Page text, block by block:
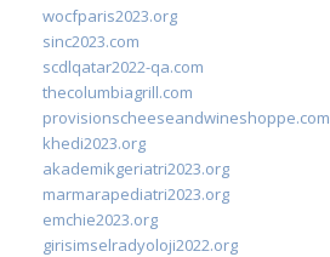
wocfparis2023.org
sinc2023.com
scdlqatar2022-qa.com
thecolumbiagrill.com
provisionscheeseandwineshoppe.com
khedi2023.org
akademikgeriatri2023.org
marmarapediatri2023.org
emchie2023.org
girisimselradyoloji2022.org